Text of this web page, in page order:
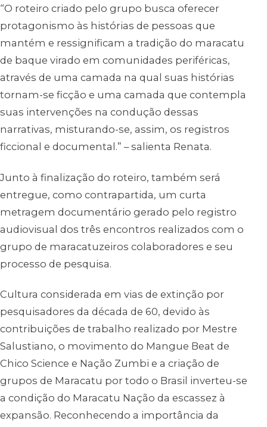
“O roteiro criado pelo grupo busca oferecer
protagonismo às histórias de pessoas que
mantém e ressignificam a tradição do maracatu
de baque virado em comunidades periféricas,
através de uma camada na qual suas histórias
tornam-se ficção e uma camada que contempla
suas intervenções na condução dessas
narrativas, misturando-se, assim, os registros
ficcional e documental.” – salienta Renata.
Junto à finalização do roteiro, também será
entregue, como contrapartida, um curta
metragem documentário gerado pelo registro
audiovisual dos três encontros realizados com o
grupo de maracatuzeiros colaboradores e seu
processo de pesquisa.
Cultura considerada em vias de extinção por
pesquisadores da década de 60, devido às
contribuições de trabalho realizado por Mestre
Salustiano, o movimento do Mangue Beat de
Chico Science e Nação Zumbi e a criação de
grupos de Maracatu por todo o Brasil inverteu-se
a condição do Maracatu Nação da escassez à
expansão. Reconhecendo a importância da